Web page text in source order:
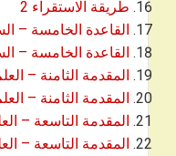
طريقة الاستقراء 2
القاعدة الخامسة –
القاعدة الخامسة –
المقدمة الثامنة –
المقدمة الثامنة –
المقدمة التاسعة –
المقدمة التاسعة –